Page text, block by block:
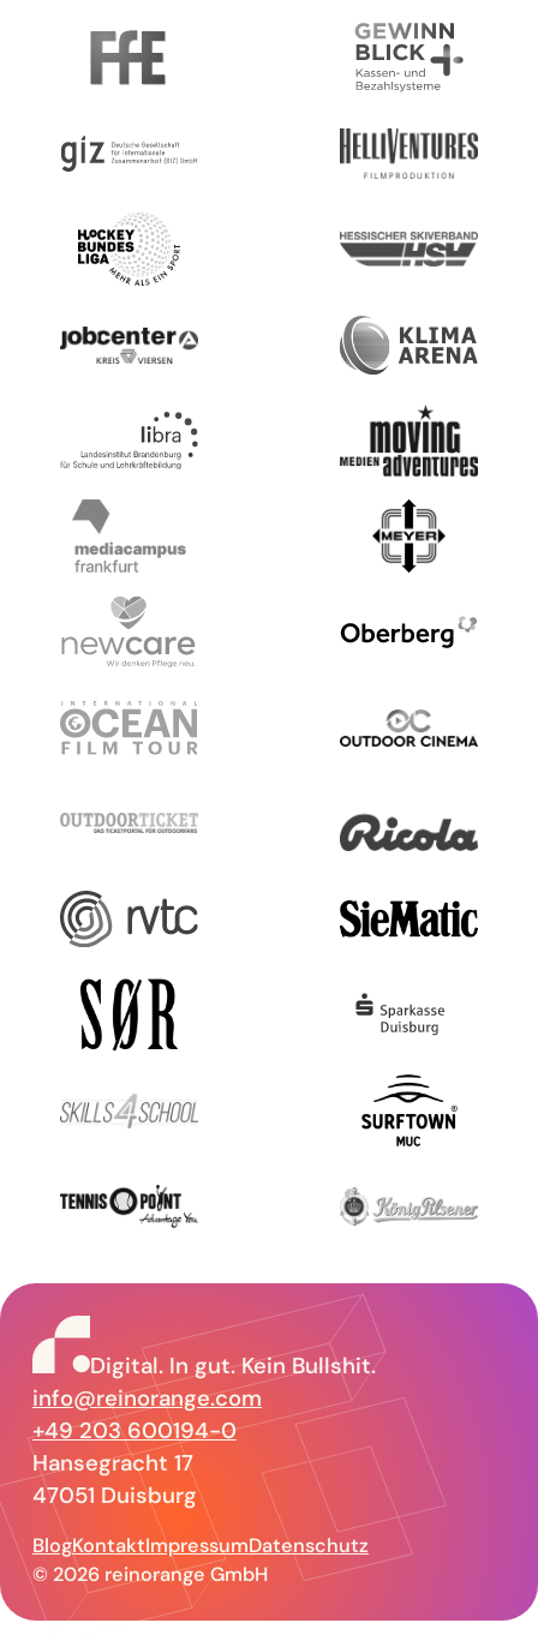
reinorange –
Digital. In gut. Kein Bullshit.
info@reinorange.com
+49 203 600194-0
Hansegracht 17
47051 Duisburg
BlogKontaktImpressumDatenschutz
© 2026 reinorange GmbH